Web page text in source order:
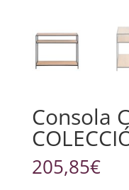
Consola
205,85€